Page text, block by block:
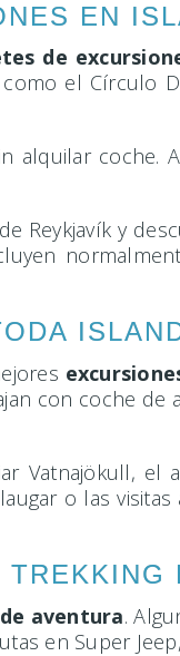
EN
de
el
coche.
Reykjavík y
con coche de
Vatnajökull,
o las
TREKKING
aventura.
en Super